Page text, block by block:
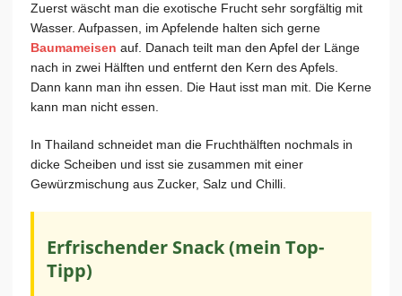
Zuerst wäscht man die exotische Frucht sehr sorgfältig mit
Wasser. Aufpassen, im Apfelende halten sich gerne
Baumameisen auf. Danach teilt man den Apfel der Länge
nach in zwei Hälften und entfernt den Kern des Apfels.
Dann kann man ihn essen. Die Haut isst man mit. Die Kerne
kann man nicht essen.
In Thailand schneidet man die Fruchthälften nochmals in
dicke Scheiben und isst sie zusammen mit einer
Gewürzmischung aus Zucker, Salz und Chilli.
Erfrischender Snack (mein Top-
Tipp)